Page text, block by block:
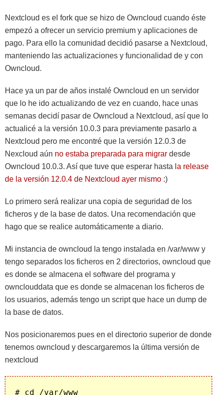
Nextcloud es el fork que se hizo de Owncloud cuando éste
empezó a ofrecer un servicio premium y aplicaciones de
pago. Para ello la comunidad decidió pasarse a Nextcloud,
manteniendo las actualizaciones y funcionalidad de y con
Owncloud.
Hace ya un par de años instalé Owncloud en un servidor
que lo he ido actualizando de vez en cuando, hace unas
semanas decidí pasar de Owncloud a Nextcloud, así que lo
actualicé a la versión 10.0.3 para previamente pasarlo a
Nextcloud pero me encontré que la versión 12.0.3 de
Nexcloud aún no estaba preparada para migrar desde
Owncloud 10.0.3. Así que tuve que esperar hasta la release
de la versión 12.0.4 de Nextcloud ayer mismo :)
Lo primero será realizar una copia de seguridad de los
ficheros y de la base de datos. Una recomendación que
hago que se realice automáticamente a diario.
Mi instancia de owncloud la tengo instalada en /var/www y
tengo separados los ficheros en 2 directorios, owncloud que
es donde se almacena el software del programa y
ownclouddata que es donde se almacenan los ficheros de
los usuarios, además tengo un script que hace un dump de
la base de datos.
Nos posicionaremos pues en el directorio superior de donde
tenemos owncloud y descargaremos la última versión de
nextcloud
# cd /var/www